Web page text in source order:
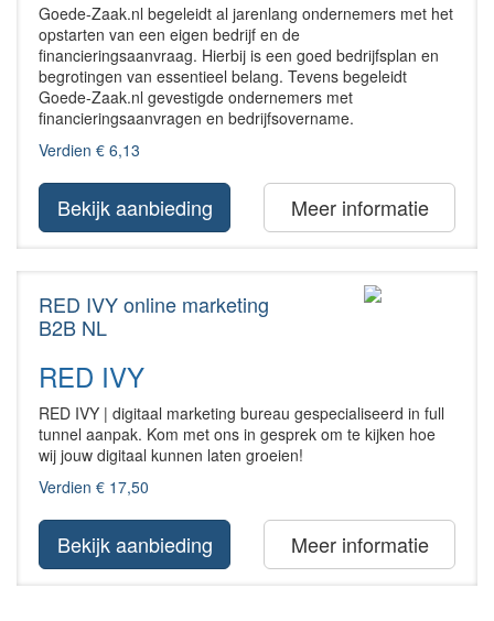
Goede-Zaak.nl begeleidt al jarenlang ondernemers met het
opstarten van een eigen bedrijf en de
financieringsaanvraag. Hierbij is een goed bedrijfsplan en
begrotingen van essentieel belang. Tevens begeleidt
Goede-Zaak.nl gevestigde ondernemers met
financieringsaanvragen en bedrijfsovername.
Verdien € 6,13
Bekijk aanbieding Meer informatie
RED IVY online marketing
B2B NL
RED IVY
RED IVY | digitaal marketing bureau gespecialiseerd in full
tunnel aanpak. Kom met ons in gesprek om te kijken hoe
wij jouw digitaal kunnen laten groeien!
Verdien € 17,50
Bekijk aanbieding Meer informatie